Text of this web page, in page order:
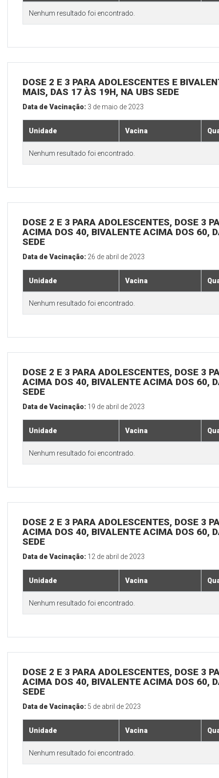
Nenhum resultado foi encontrado.
DOSE 2 E 3 PARA ADOLESCENTES E
MAIS, DAS 17 ÀS 19H, NA UBS SEDE
Data de Vacinação: 3 de maio de 2023
Unidade Vacina
Nenhum resultado foi encontrado.
DOSE 2 E 3 PARA ADOLESCENTES, DOSE 3
ACIMA DOS 40, BIVALENTE ACIMA DOS 60,
SEDE
Data de Vacinação: 26 de abril de 2023
Unidade Vacina
Nenhum resultado foi encontrado.
DOSE 2 E 3 PARA ADOLESCENTES, DOSE 3
ACIMA DOS 40, BIVALENTE ACIMA DOS 60,
SEDE
Data de Vacinação: 19 de abril de 2023
Unidade Vacina
Nenhum resultado foi encontrado.
DOSE 2 E 3 PARA ADOLESCENTES, DOSE 3
ACIMA DOS 40, BIVALENTE ACIMA DOS 60,
SEDE
Data de Vacinação: 12 de abril de 2023
Unidade Vacina
Nenhum resultado foi encontrado.
DOSE 2 E 3 PARA ADOLESCENTES, DOSE 3
ACIMA DOS 40, BIVALENTE ACIMA DOS 60,
SEDE
Data de Vacinação: 5 de abril de 2023
Unidade Vacina
Nenhum resultado foi encontrado.